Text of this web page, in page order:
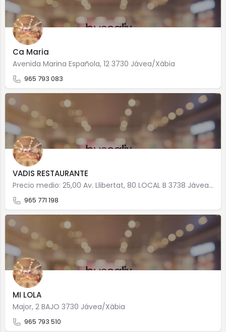
Ca Maria
Avenida Marina Española, 12 3730 Jávea/Xàbia
965 793 083
VADIS RESTAURANTE
Precio medio: 25,00 Av. Llibertat, 80 LOCAL B 3738 Jávea/Xàbia
965 771 198
MI LOLA
Major, 2 BAJO 3730 Jávea/Xàbia
965 793 510